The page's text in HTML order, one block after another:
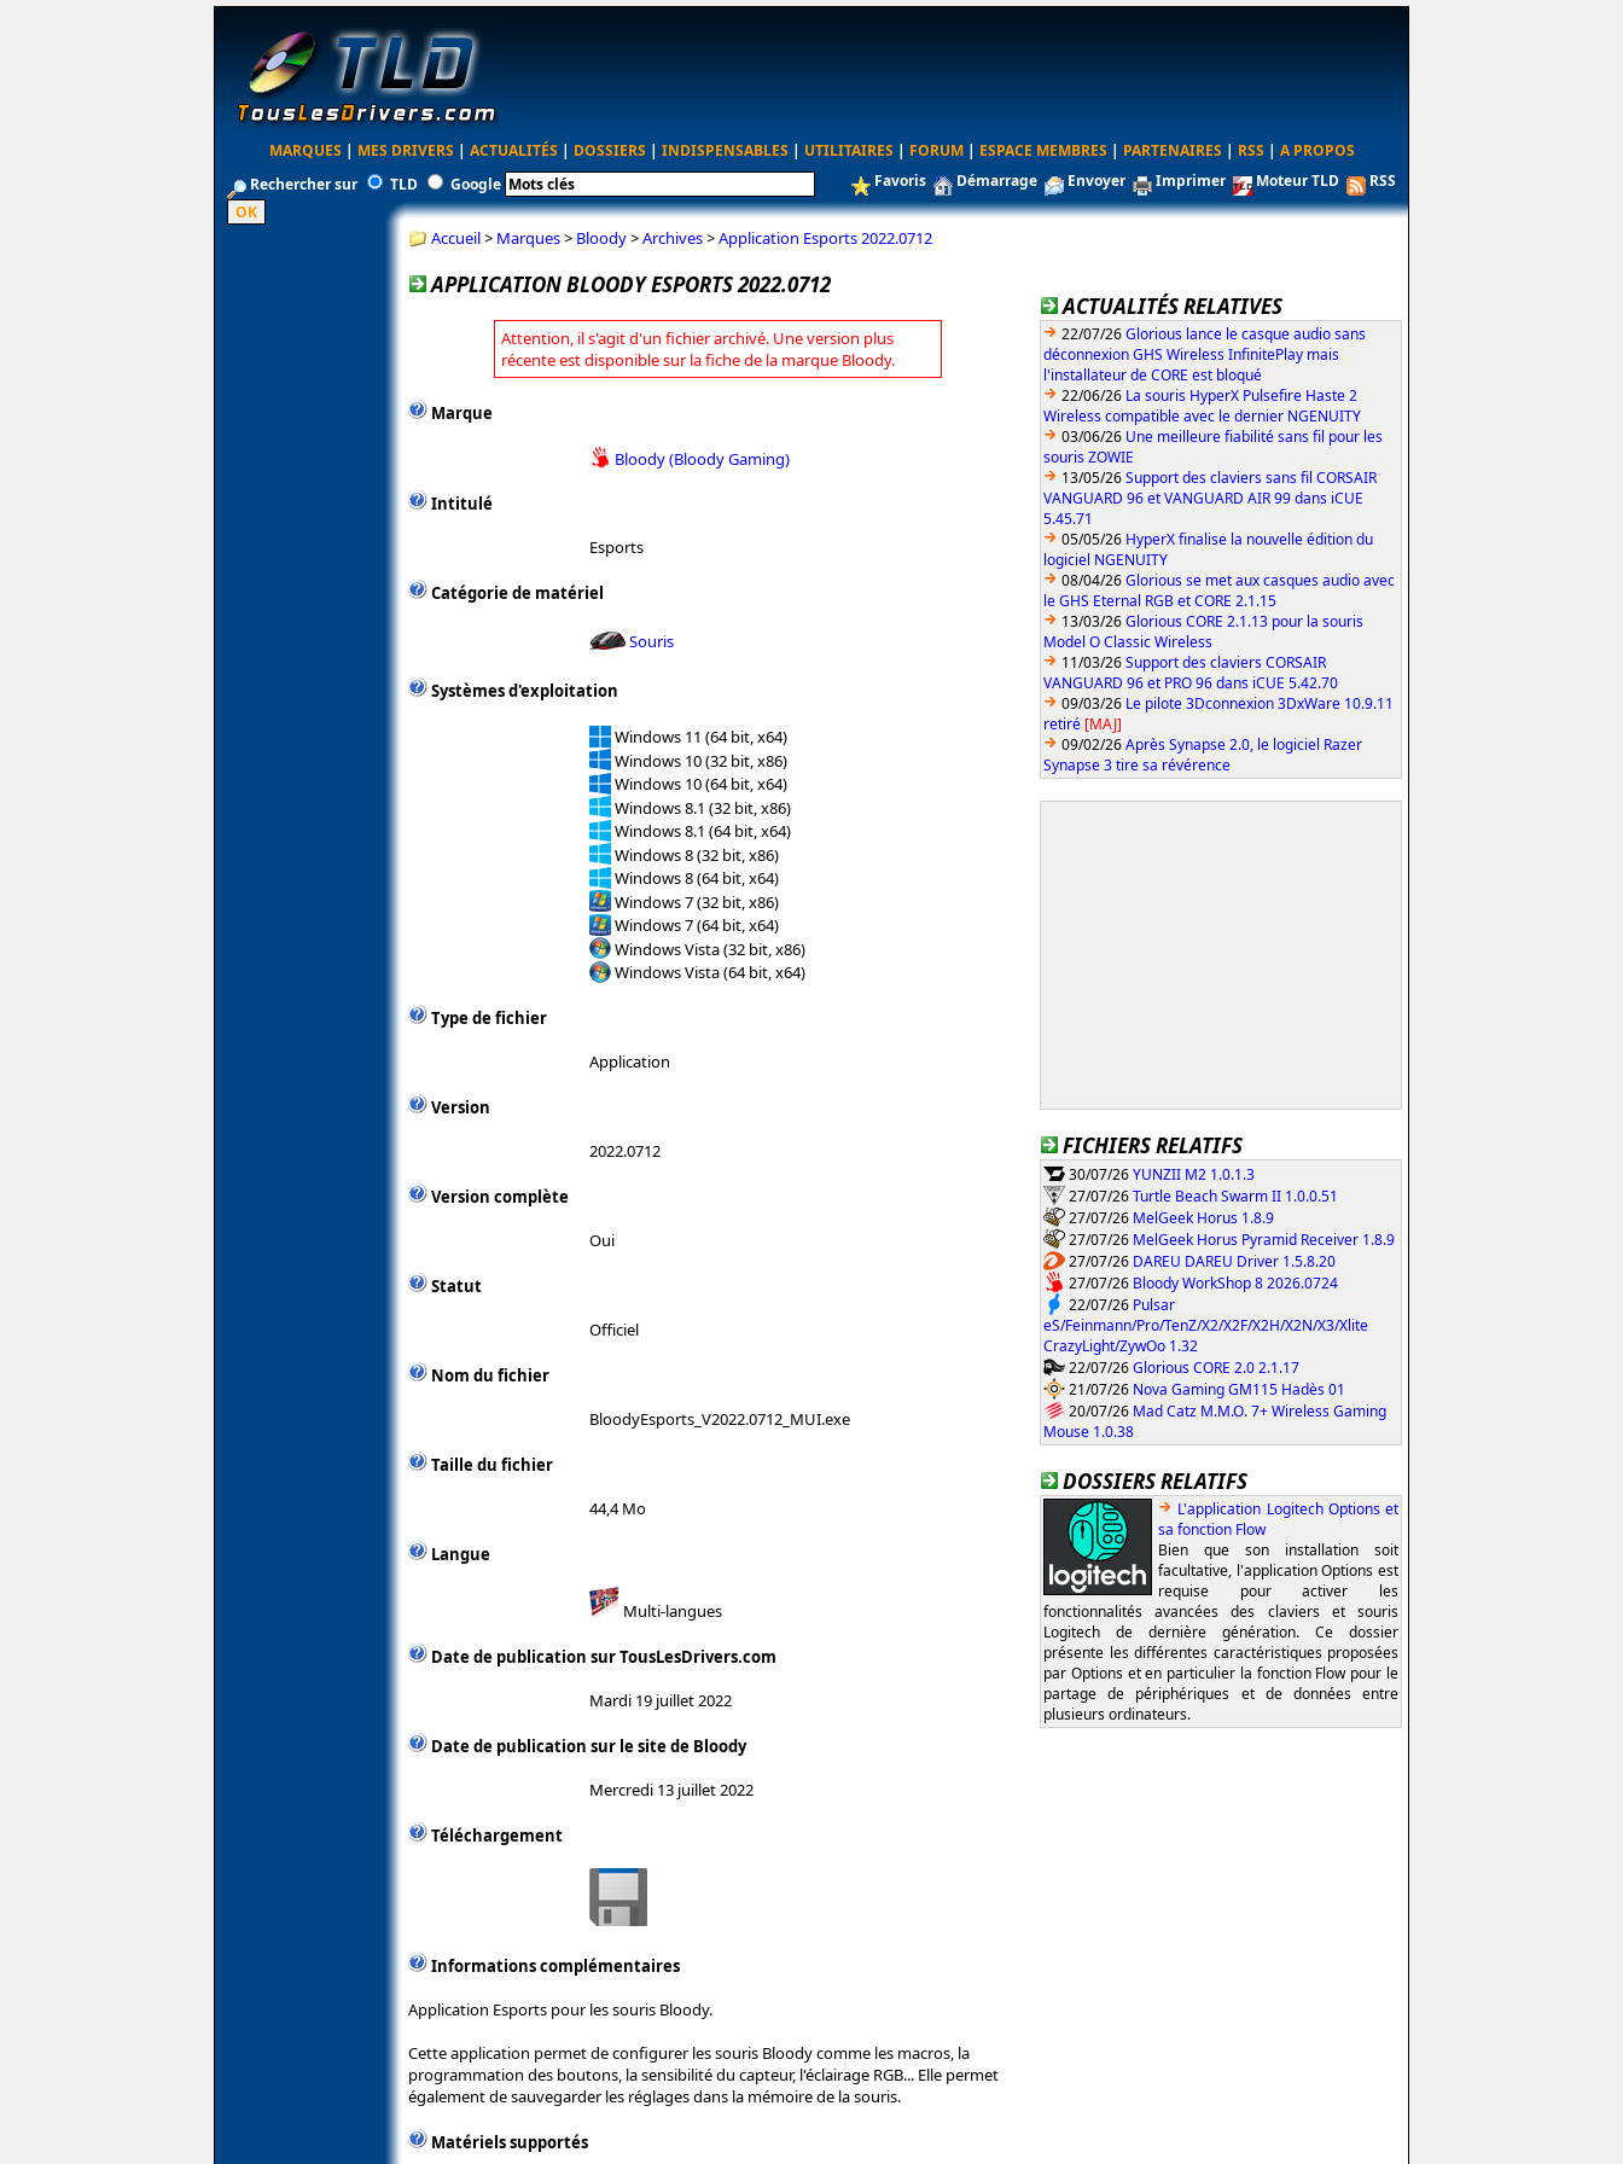
MARQUES | MES DRIVERS | ACTUALITÉS | DOSSIERS | INDISPENSABLES | UTILITAIRES | FORUM | ESPACE MEMBRES | PARTENAIRES | RSS | A PROPOS
Rechercher sur
TLD Google Favoris Démarrage Envoyer Imprimer Moteur TLD RSS
Accueil> Marques> Bloody>Archives>Application Esports 2022.0712
APPLICATION BLOODY ESPORTS 2022.0712
Attention, il s'agit d'un fichier archivé. Une version plus
récente est disponible sur la fiche de la marque Bloody.
Marque
Bloody (Bloody Gaming)
Intitulé
Esports
Catégorie de matériel
Souris
Systèmes d'exploitation
Windows 11 (64 bit, x64)
Windows 10 (32 bit, x86)
Windows 10 (64 bit, x64)
Windows 8.1 (32 bit, x86)
Windows 8.1 (64 bit, x64)
Windows 8 (32 bit, x86)
Windows 8 (64 bit, x64)
Windows 7 (32 bit, x86)
Windows 7 (64 bit, x64)
Windows Vista (32 bit, x86)
Windows Vista (64 bit, x64)
Type de fichier
Application
Version
2022.0712
Version complète
Oui
Statut
Officiel
Nom du fichier
BloodyEsports_V2022.0712_MUI.exe
Taille du fichier
44,4 Mo
Langue
Multi-langues
Date de publication sur TousLesDrivers.com
Mardi 19 juillet 2022
Date de publication sur le site de Bloody
Mercredi 13 juillet 2022
Téléchargement
Informations complémentaires
Application Esports pour les souris Bloody.
Cette application permet de configurer les souris Bloody comme les macros, la
programmation des boutons, la sensibilité du capteur, l'éclairage RGB... Elle permet
également de sauvegarder les réglages dans la mémoire de la souris.
Matériels supportés
ACTUALITÉS RELATIVES
22/07/26Glorious lance le casque audio sans
déconnexion GHS Wireless InfinitePlay mais
l'installateur de CORE est bloqué
22/06/26 La souris HyperX Pulsefire Haste 2
Wireless compatible avec le dernier NGENUITY
03/06/26 Une meilleure fiabilité sans fil pour les
souris ZOWIE
13/05/26Support des claviers sans fil CORSAIR
VANGUARD 96 et VANGUARD AIR 99 dans iCUE
5.45.71
05/05/26 HyperX finalise la nouvelle édition du
logiciel NGENUITY
08/04/26Glorious se met aux casques audio avec
le GHS Eternal RGB et CORE 2.1.15
13/03/26Glorious CORE 2.1.13 pour la souris
Model O Classic Wireless
11/03/26Support des claviers CORSAIR
VANGUARD 96 et PRO 96 dans iCUE 5.42.70
09/03/26 Le pilote 3Dconnexion 3DxWare 10.9.11
retiré [MAJ]
09/02/26Après Synapse 2.0, le logiciel Razer
Synapse 3 tire sa révérence
FICHIERS RELATIFS
30/07/26YUNZII M2 1.0.1.3
27/07/26Turtle Beach Swarm II 1.0.0.51
27/07/26 MelGeek Horus 1.8.9
27/07/26 MelGeek Horus Pyramid Receiver 1.8.9
27/07/26 DAREU DAREU Driver 1.5.8.20
27/07/26 Bloody WorkShop 8 2026.0724
22/07/26 Pulsar
eS/Feinmann/Pro/TenZ/X2/X2F/X2H/X2N/X3/Xlite
CrazyLight/ZywOo 1.32
22/07/26Glorious CORE 2.0 2.1.17
21/07/26 Nova Gaming GM115 Hadès 01
20/07/26 Mad Catz M.M.O. 7+ Wireless Gaming
Mouse 1.0.38
DOSSIERS RELATIFS
L'application Logitech Options et
sa fonction Flow
Bien que son installation soit
facultative, l'application Options est
requise pour activer les
fonctionnalités avancées des claviers et souris
Logitech de dernière génération. Ce dossier
présente les différentes caractéristiques proposées
par Options et en particulier la fonction Flow pour le
partage de périphériques et de données entre
plusieurs ordinateurs.